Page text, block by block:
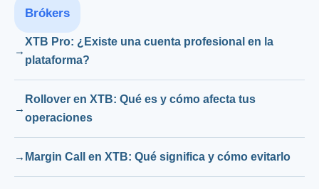
Brókers
XTB Pro: ¿Existe una cuenta profesional en la
plataforma?
Rollover en XTB: Qué es y cómo afecta tus
operaciones
Margin Call en XTB: Qué significa y cómo evitarlo